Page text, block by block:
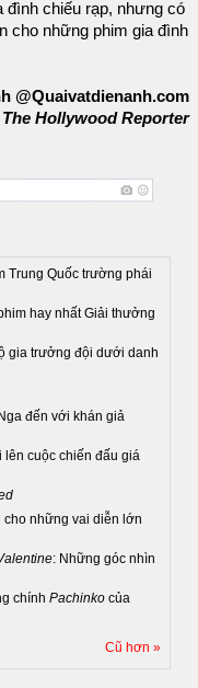
đình chiếu rạp, nhưng có
cho những phim gia đình
@Quaivatdienanh.com
The Hollywood Reporter
Trung Quốc trường phái
hay nhất Giải thưởng
gia trưởng đội dưới danh
đến với khán giả
lên cuộc chiến đấu giá
cho những vai diễn lớn
: Những góc nhìn
chính Pachinko của
Cũ hơn »